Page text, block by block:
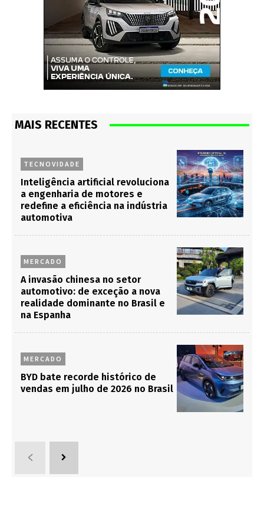
MAIS RECENTES
TECNOVIDADE
Inteligência artificial revoluciona
a engenharia de motores e
redefine a eficiência na indústria
automotiva
MERCADO
A invasão chinesa no setor
automotivo: de exceção a nova
realidade dominante no Brasil e
na Espanha
MERCADO
BYD bate recorde histórico de
vendas em julho de 2026 no Brasil